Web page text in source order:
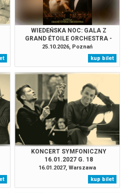
WIEDEŃSKA NOC: GALA Z
GRAND ÉTOILE ORCHESTRA -
GOŚCINNIE
25.10.2026, Poznań
kup bilet
KONCERT SYMFONICZNY
16.01.2027 G. 18
16.01.2027, Warszawa
kup bilet